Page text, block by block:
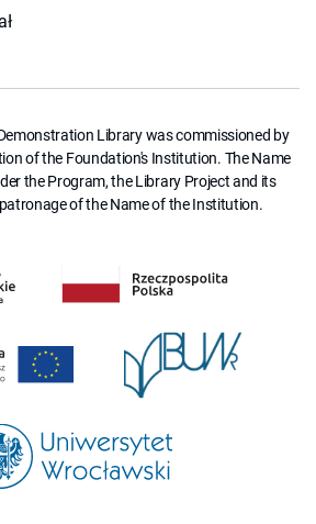
Library was commissioned by
of the Foundation's Institution. The Name
the Program, the Library Project and its
of the Name of the Institution.